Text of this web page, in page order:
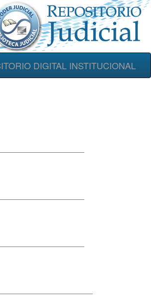
DIGITAL INSTITUCIONAL